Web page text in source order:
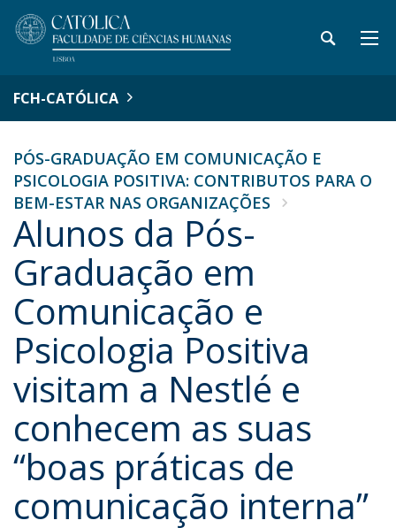
FCH-CATÓLICA
PÓS-GRADUAÇÃO EM COMUNICAÇÃO E
PSICOLOGIA POSITIVA: CONTRIBUTOS PARA O
BEM-ESTAR NAS ORGANIZAÇÕES
Alunos da Pós-
Graduação em
Comunicação e
Psicologia Positiva
visitam a Nestlé e
conhecem as suas
“boas práticas de
comunicação interna”